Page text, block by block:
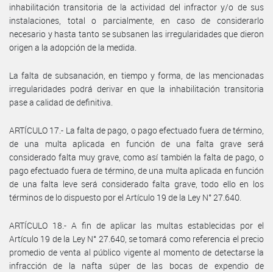
inhabilitación transitoria de la actividad del infractor y/o de sus
instalaciones, total o parcialmente, en caso de considerarlo
necesario y hasta tanto se subsanen las irregularidades que dieron
origen a la adopción de la medida.
La falta de subsanación, en tiempo y forma, de las mencionadas
irregularidades podrá derivar en que la inhabilitación transitoria
pase a calidad de definitiva.
ARTÍCULO 17.- La falta de pago, o pago efectuado fuera de término,
de una multa aplicada en función de una falta grave será
considerado falta muy grave, como así también la falta de pago, o
pago efectuado fuera de término, de una multa aplicada en función
de una falta leve será considerado falta grave, todo ello en los
términos de lo dispuesto por el Artículo 19 de la Ley N° 27.640.
ARTÍCULO 18.- A fin de aplicar las multas establecidas por el
Artículo 19 de la Ley N° 27.640, se tomará como referencia el precio
promedio de venta al público vigente al momento de detectarse la
infracción de la nafta súper de las bocas de expendio de